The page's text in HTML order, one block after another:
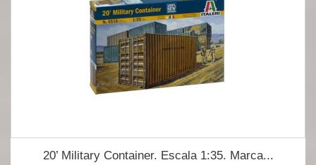
20’ Military Container. Escala 1:35. Marca...